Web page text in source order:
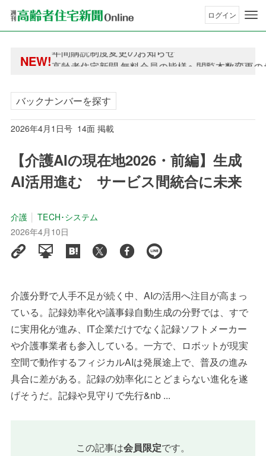
ログイン
NEW!高齢者住宅新聞 無料会員の皆様へ閲覧本数変更
高齢者住宅新聞 無料会員の皆様へ閲覧本数変更
バックナンバーを探す
2026年4月1日号 14面 掲載
【介護AIの現在地2026・前編】生成
AI活用進む サービス間統合に未来
介護
TECH･システム
2026年4月10日
介護分野で人手不足が続く中、AIの活用へ注目が高まっ
ている。記録効率化や議事録自動生成の分野では、すで
に実用化が進み、IT企業だけでなく記録ソフトメーカー
や介護事業者も参入している。一方で、ロボットが現実
空間で動作するフィジカルAIは発展途上で、普及の進み
具合に差がある。記録の効率化にとどまらない進化を遂
げそうだ。記録や見守りで先行&nb ...
この記事は会員限定です。